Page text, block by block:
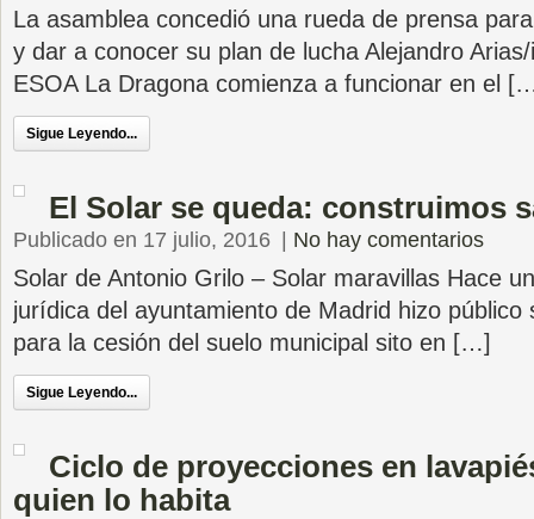
La asamblea concedió una rueda de prensa
y dar a conocer su plan de lucha Alejandro
ESOA La Dragona comienza a funcionar en el
Sigue Leyendo...
El Solar se queda: construimos
Publicado en 17 julio, 2016 No hay comentarios
Solar de Antonio Grilo – Solar maravillas Hace
jurídica del ayuntamiento de Madrid hizo público
para la cesión del suelo municipal sito en […]
Sigue Leyendo...
Ciclo de proyecciones en
quien lo habita